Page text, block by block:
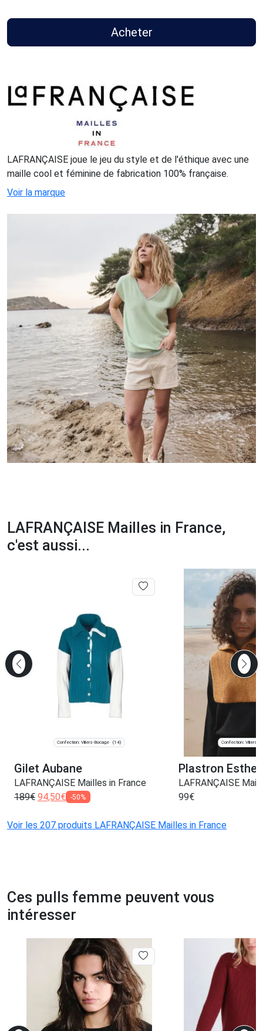
Acheter
LAFRANÇAISE joue le jeu du style et de l'éthique avec une
maille cool et féminine de fabrication 100% française.
Voir la marque
LAFRANÇAISE Mailles in France,
c'est aussi...
Confection: Villers-Bocage (14)
Gilet Aubane
LAFRANÇAISE Mailles in France
189€ 94,50€ -50%
Confection: Villers-
Plastron Esther
LAFRANÇAISE
99€
Voir les 207 produits LAFRANÇAISE Mailles in France
Ces pulls femme peuvent vous
intéresser